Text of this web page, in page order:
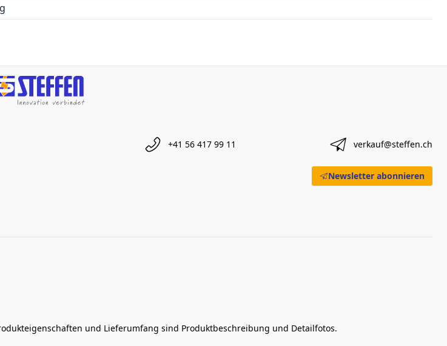
+41 56 417 99 11 verkauf@steffen.ch
Newsletter abonnieren
und Lieferumfang sind Produktbeschreibung und Detailfotos.